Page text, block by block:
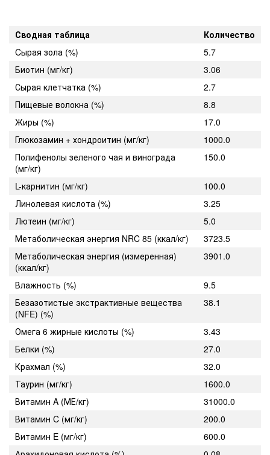
Сводная таблица
Количество
Cырая зола (%)
5.7
Биотин (мг/кг)
3.06
Сырая клетчатка (%)
2.7
Пищевые волокна (%)
8.8
Жиры (%)
17.0
Глюкозамин + хондроитин (мг/кг)
1000.0
Полифенолы зеленого чая и винограда
(мг/кг)
150.0
L-карнитин (мг/кг)
100.0
Линолевая кислота (%)
3.25
Лютеин (мг/кг)
5.0
Метаболическая энергия NRC 85 (ккал/кг)
3723.5
Метаболическая энергия (измеренная)
(ккал/кг)
3901.0
Влажность (%)
9.5
Безазотистые экстрактивные вещества
(NFE) (%)
38.1
Омега 6 жирные кислоты (%)
3.43
Белки (%)
27.0
Крахмал (%)
32.0
Таурин (мг/кг)
1600.0
Витамин A (МЕ/кг)
31000.0
Витамин C (мг/кг)
200.0
Витамин E (мг/кг)
600.0